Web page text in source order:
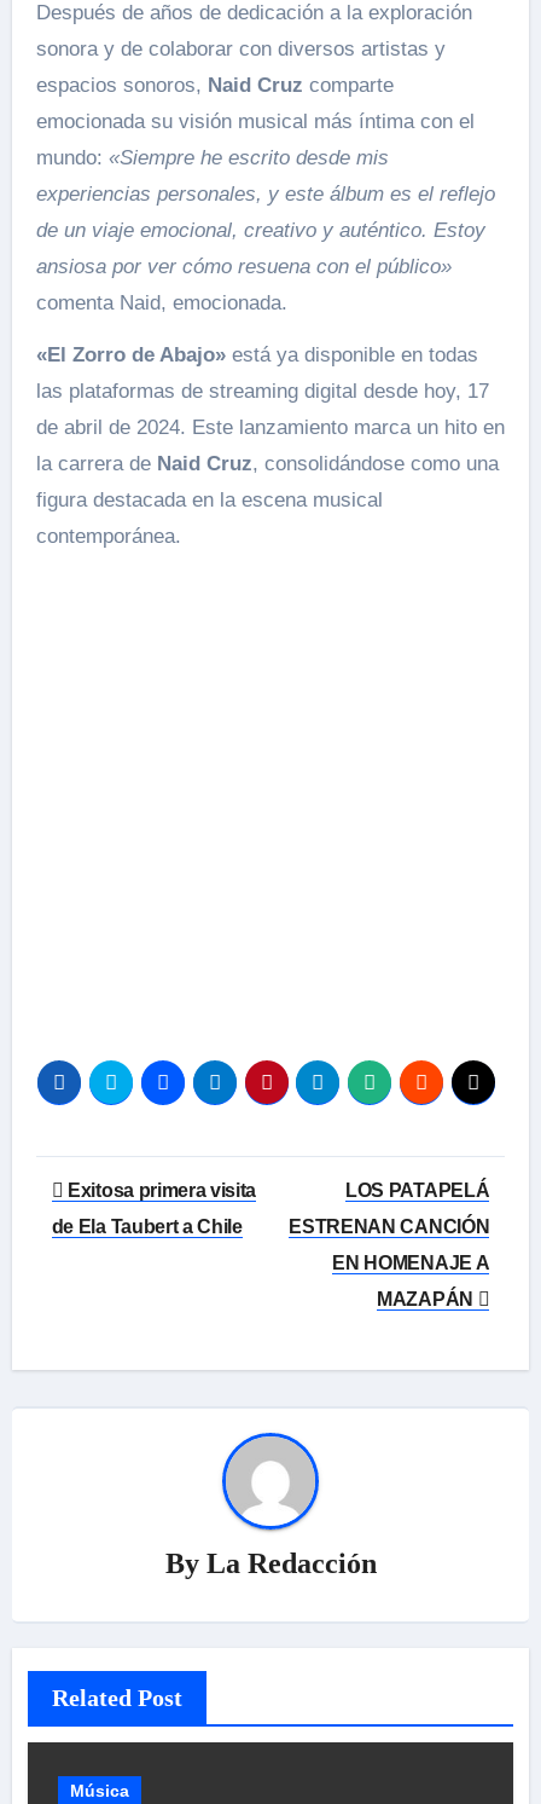
Después de años de dedicación a la exploración
sonora y de colaborar con diversos artistas y
espacios sonoros, Naid Cruz comparte
emocionada su visión musical más íntima con el
mundo: «Siempre he escrito desde mis
experiencias personales, y este álbum es el reflejo
de un viaje emocional, creativo y auténtico. Estoy
ansiosa por ver cómo resuena con el público»
comenta Naid, emocionada.
«El Zorro de Abajo» está ya disponible en todas
las plataformas de streaming digital desde hoy, 17
de abril de 2024. Este lanzamiento marca un hito en
la carrera de Naid Cruz, consolidándose como una
figura destacada en la escena musical
contemporánea.
Navegación
de
Exitosa primera visita
de Ela Taubert a Chile
LOS PATAPELÁ
ESTRENAN CANCIÓN
EN HOMENAJE A
MAZAPÁN
By La Redacción
Related Post
Música